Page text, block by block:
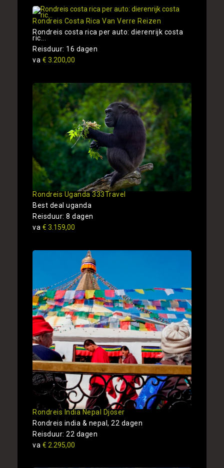
Rondreis Costa Rica Van Verre Reizen
Rondreis costa rica per auto: dierenrijk costa
ric...
Reisduur: 16 dagen
va € 3.200,00
Rondreis Uganda 333Travel
Best deal uganda
Reisduur: 8 dagen
va € 3.159,00
Rondreis India Nepal Djoser
Rondreis india & nepal, 22 dagen
Reisduur: 22 dagen
va € 2.295,00